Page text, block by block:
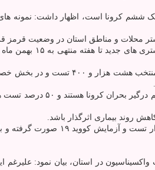
محلات و مناطق استان در وضعیت قرمز
وی ضمن اشاره به
محبی ضمن اشاره به وضعیت
روند بیماری اثرگذار باشد.
در استان، بیان نمود: علیرغم